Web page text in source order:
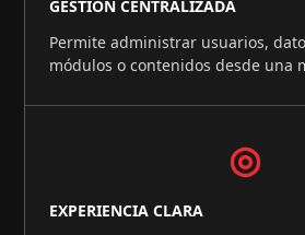
GESTIÓN CENTRALIZADA
Permite administrar usuarios,
módulos o contenidos desde una
◎
EXPERIENCIA CLARA